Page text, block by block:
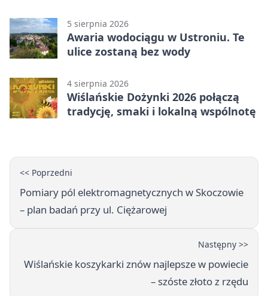
5 sierpnia 2026
Awaria wodociągu w Ustroniu. Te
ulice zostaną bez wody
4 sierpnia 2026
Wiślańskie Dożynki 2026 połączą
tradycję, smaki i lokalną wspólnotę
<< Poprzedni
Pomiary pól elektromagnetycznych w Skoczowie
– plan badań przy ul. Ciężarowej
Następny >>
Wiślańskie koszykarki znów najlepsze w powiecie
– szóste złoto z rzędu